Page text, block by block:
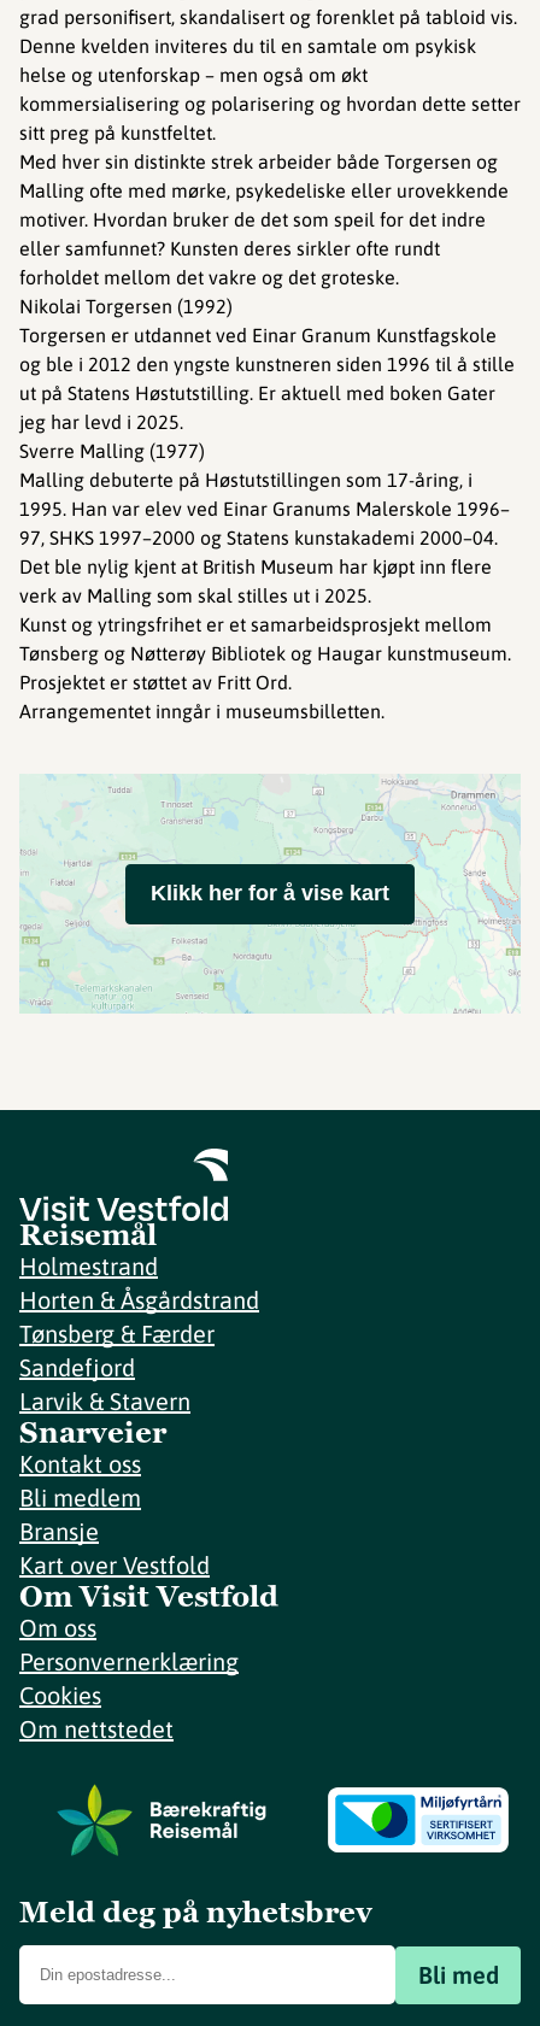
grad personifisert, skandalisert og forenklet på tabloid vis.
Denne kvelden inviteres du til en samtale om psykisk
helse og utenforskap – men også om økt
kommersialisering og polarisering og hvordan dette setter
sitt preg på kunstfeltet.
Med hver sin distinkte strek arbeider både Torgersen og
Malling ofte med mørke, psykedeliske eller urovekkende
motiver. Hvordan bruker de det som speil for det indre
eller samfunnet? Kunsten deres sirkler ofte rundt
forholdet mellom det vakre og det groteske.
Nikolai Torgersen (1992)
Torgersen er utdannet ved Einar Granum Kunstfagskole
og ble i 2012 den yngste kunstneren siden 1996 til å stille
ut på Statens Høstutstilling. Er aktuell med boken Gater
jeg har levd i 2025.
Sverre Malling (1977)
Malling debuterte på Høstutstillingen som 17-åring, i
1995. Han var elev ved Einar Granums Malerskole 1996–
97, SHKS 1997–2000 og Statens kunstakademi 2000–04.
Det ble nylig kjent at British Museum har kjøpt inn flere
verk av Malling som skal stilles ut i 2025.
Kunst og ytringsfrihet er et samarbeidsprosjekt mellom
Tønsberg og Nøtterøy Bibliotek og Haugar kunstmuseum.
Prosjektet er støttet av Fritt Ord.
Arrangementet inngår i museumsbilletten.
Klikk her for å vise kart
Reisemål
Holmestrand
Horten & Åsgårdstrand
Tønsberg & Færder
Sandefjord
Larvik & Stavern
Snarveier
Kontakt oss
Bli medlem
Bransje
Kart over Vestfold
Om Visit Vestfold
Om oss
Personvernerklæring
Cookies
Om nettstedet
Meld deg på nyhetsbrev
Bli med